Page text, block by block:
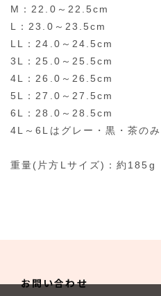
M：22.0～22.5cm
L：23.0～23.5cm
LL：24.0～24.5cm
3L：25.0～25.5cm
4L：26.0～26.5cm
5L：27.0～27.5cm
6L：28.0～28.5cm
4L～6Lはグレー・黒・茶のみ
重量(片方Lサイズ)：約185g
お問い合わせ